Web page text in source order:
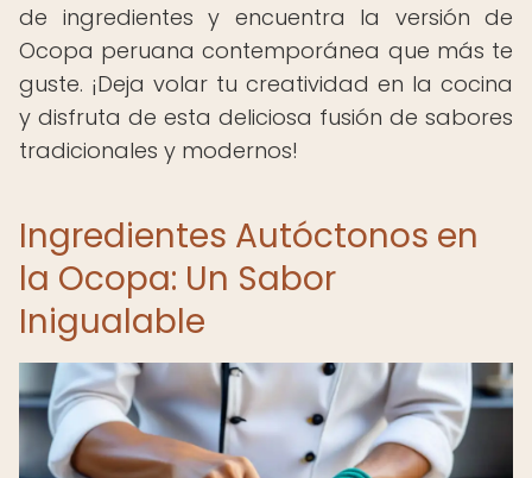
de ingredientes y encuentra la versión de
Ocopa peruana contemporánea que más te
guste. ¡Deja volar tu creatividad en la cocina
y disfruta de esta deliciosa fusión de sabores
tradicionales y modernos!
Ingredientes Autóctonos en
la Ocopa: Un Sabor
Inigualable